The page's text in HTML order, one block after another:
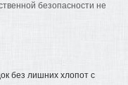
безопасности не
без лишних хлопот с